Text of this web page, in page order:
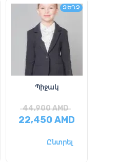
ԶԵՂՉ
Պիջակ
44,900AMD
22,450AMD
Ընտրել